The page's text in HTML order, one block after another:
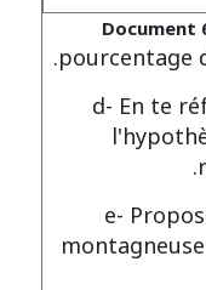
Document
d- En te
e-